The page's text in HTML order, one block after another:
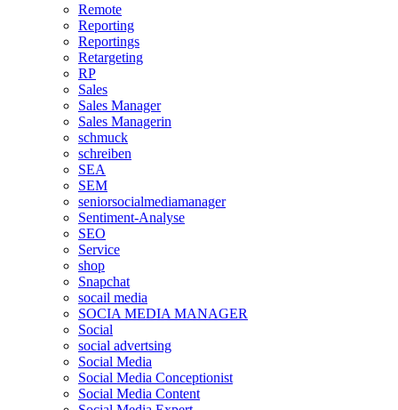
Remote
Reporting
Reportings
Retargeting
RP
Sales
Sales Manager
Sales Managerin
schmuck
schreiben
SEA
SEM
seniorsocialmediamanager
Sentiment-Analyse
SEO
Service
shop
Snapchat
socail media
SOCIA MEDIA MANAGER
Social
social advertsing
Social Media
Social Media Conceptionist
Social Media Content